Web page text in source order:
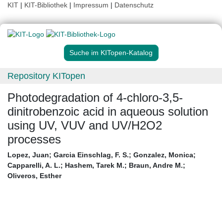
KIT | KIT-Bibliothek | Impressum | Datenschutz
Suche im KITopen-Katalog
Repository KITopen
Photodegradation of 4-chloro-3,5-
dinitrobenzoic acid in aqueous solution
using UV, VUV and UV/H2O2
processes
Lopez, Juan; Garcia Einschlag, F. S.; Gonzalez, Monica;
Capparelli, A. L.; Hashem, Tarek M.; Braun, Andre M.;
Oliveros, Esther